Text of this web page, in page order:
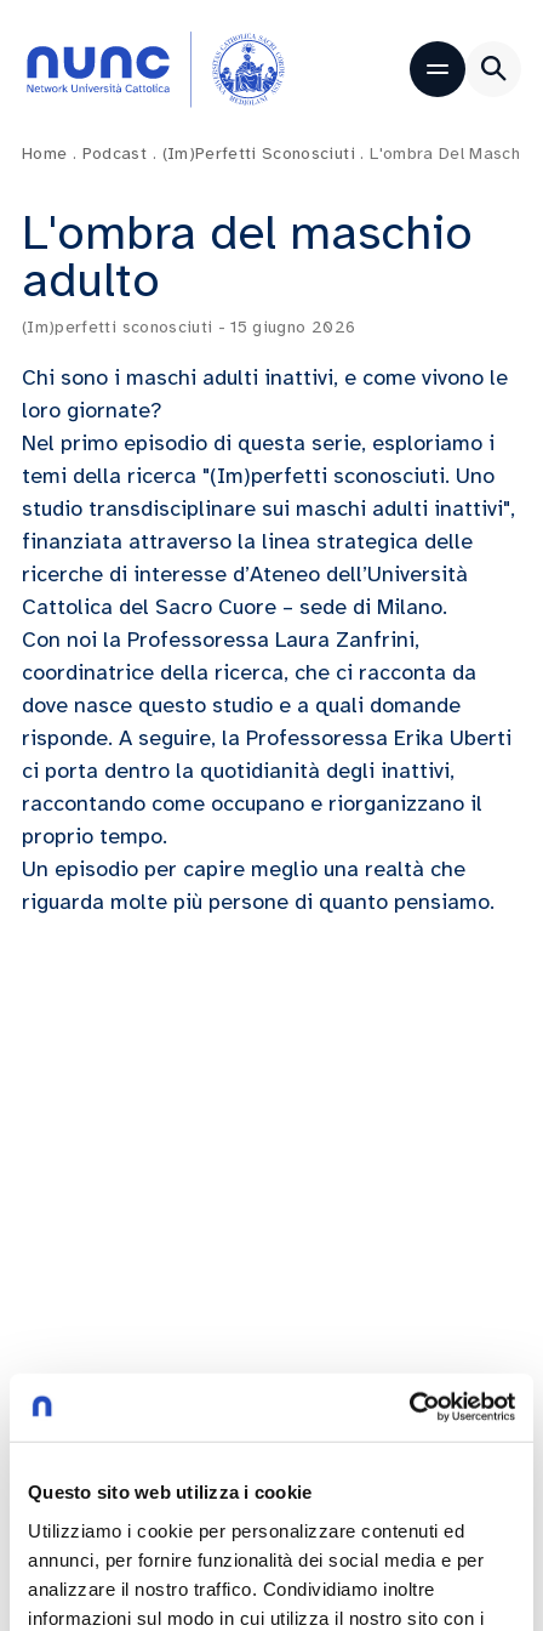
Questo sito web utilizza i cookie
Utilizziamo i cookie per personalizzare contenuti ed
annunci, per fornire funzionalità dei social media e per
analizzare il nostro traffico. Condividiamo inoltre
informazioni sul modo in cui utilizza il nostro sito con i
Home . Podcast . (Im)perfetti Sconosciuti . L'ombra Del Maschio
L'ombra del maschio
adulto
(Im)perfetti sconosciuti -15 giugno 2026
Chi sono i maschi adulti inattivi, e come vivono le
loro giornate?
Nel primo episodio di questa serie, esploriamo i
temi della ricerca "(Im)perfetti sconosciuti. Uno
studio transdisciplinare sui maschi adulti inattivi",
finanziata attraverso la linea strategica delle
ricerche di interesse d’Ateneo dell’Università
Cattolica del Sacro Cuore – sede di Milano.
Con noi la Professoressa Laura Zanfrini,
coordinatrice della ricerca, che ci racconta da
dove nasce questo studio e a quali domande
risponde. A seguire, la Professoressa Erika Uberti
ci porta dentro la quotidianità degli inattivi,
raccontando come occupano e riorganizzano il
proprio tempo.
Un episodio per capire meglio una realtà che
riguarda molte più persone di quanto pensiamo.
Altri Episodi
35:47
Uomini inattivi: tra l'eredità del passato e